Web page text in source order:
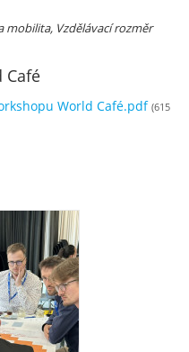
mobilita, Vzdělávací rozměr
Café
World Café.pdf (615